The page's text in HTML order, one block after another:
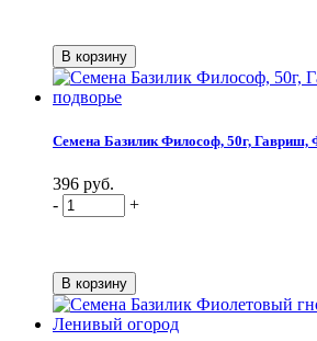
Семена Базилик Философ, 50г, Гавриш,
396 руб.
-
+